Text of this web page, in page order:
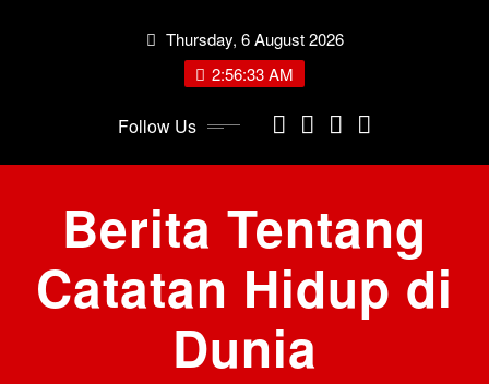
Thursday, 6 August 2026
2:56:33 AM
Follow Us
Berita Tentang
Catatan Hidup di
Dunia